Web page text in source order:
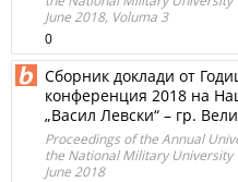
June 2018, Voluma 3
0
Сборник доклади от
конференция 2018 на
„Васил Левски“ – гр.
Proceedings of the Annual
the National Military University
June 2018